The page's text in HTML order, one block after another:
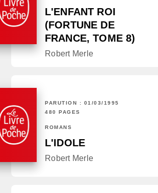
L'ENFANT ROI
(FORTUNE DE
FRANCE, TOME 8)
Robert Merle
PARUTION : 01/03/1995
480 PAGES
ROMANS
L'IDOLE
Robert Merle